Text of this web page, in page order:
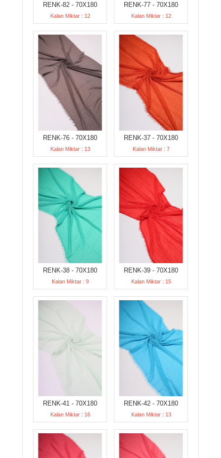
RENK-82 - 70X180
Kalan Miktar : 12
RENK-77 - 70X180
Kalan Miktar : 12
RENK-76 - 70X180
Kalan Miktar : 13
RENK-37 - 70X180
Kalan Miktar : 7
RENK-38 - 70X180
Kalan Miktar : 9
RENK-39 - 70X180
Kalan Miktar : 15
RENK-41 - 70X180
Kalan Miktar : 16
RENK-42 - 70X180
Kalan Miktar : 13